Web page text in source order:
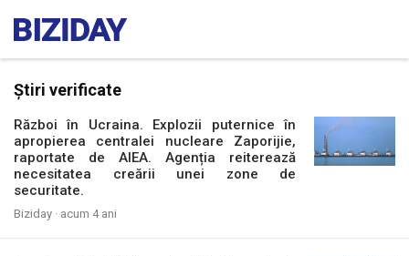
Știri verificate
Război în Ucraina. Explozii puternice în
apropierea centralei nucleare Zaporijie,
raportate de AIEA. Agenția reiterează
necesitatea creării unei zone de
securitate.
Biziday · acum 4 ani